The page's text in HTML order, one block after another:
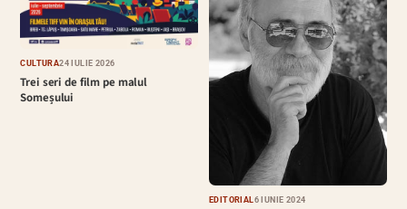
CULTURĂ24 IULIE 2026
Trei seri de film pe malul
Someșului
EDITORIAL 6 IUNIE 2024